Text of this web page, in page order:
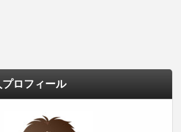
ロフィール